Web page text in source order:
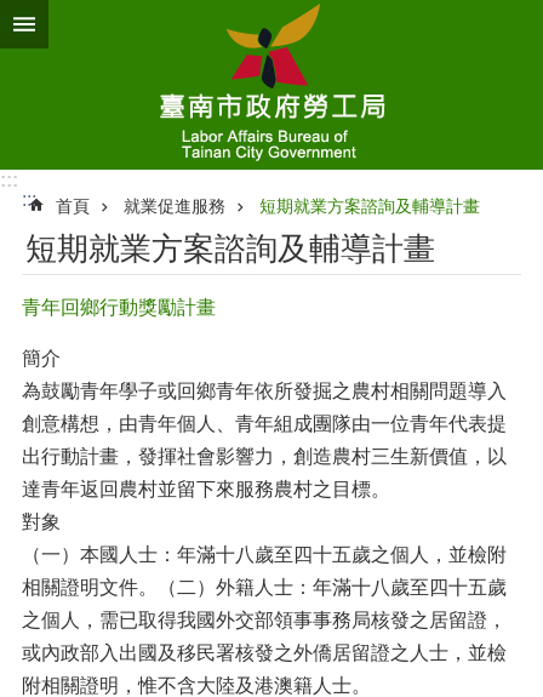
跳到主要內容區塊
:::
:::
首頁 就業促進服務 短期就業方案諮詢及輔導計畫
短期就業方案諮詢及輔導計畫
青年回鄉行動獎勵計畫
簡介
為鼓勵青年學子或回鄉青年依所發掘之農村相關問題導入
創意構想，由青年個人、青年組成團隊由一位青年代表提
出行動計畫，發揮社會影響力，創造農村三生新價值，以
達青年返回農村並留下來服務農村之目標。
對象
（一）本國人士：年滿十八歲至四十五歲之個人，並檢附
相關證明文件。（二）外籍人士：年滿十八歲至四十五歲
之個人，需已取得我國外交部領事事務局核發之居留證，
或內政部入出國及移民署核發之外僑居留證之人士，並檢
附相關證明，惟不含大陸及港澳籍人士。